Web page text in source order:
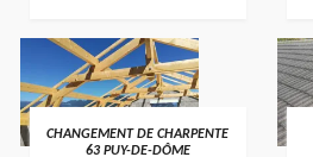
CHANGEMENT DE CHARPENTE
63 PUY-DE-DÔME